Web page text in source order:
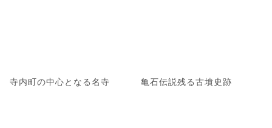
寺内町の中心となる名寺 亀石伝説残る古墳史跡